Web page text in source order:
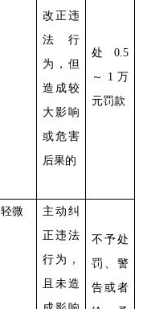
改正违
法行
为，但
造成较
大影响
或危害
后果的
处 0.5
～1万
元罚款
轻微
主动纠
正违法
行为，
且未造
不予处
罚、警
告或者